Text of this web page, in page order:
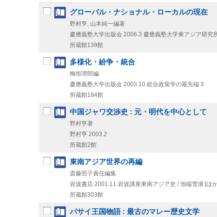
グローバル・ナショナル・ローカルの現在
野村亨, 山本純一編著
慶應義塾大学出版会 2006.3 慶應義塾大学東アジア研究
所蔵館139館
多様化・紛争・統合
梅垣理郎編
慶應義塾大学出版会 2003.10 総合政策学の最先端 3
所蔵館184館
中国ジャワ交渉史 : 元・明代を中心として
野村亨著
野村亨 2003.2
所蔵館2館
東南アジア世界の再編
斎藤照子責任編集
岩波書店 2001.11 岩波講座東南アジア史 / 池端雪浦 [ほ
所蔵館303館
パサイ王国物語 : 最古のマレー歴史文学